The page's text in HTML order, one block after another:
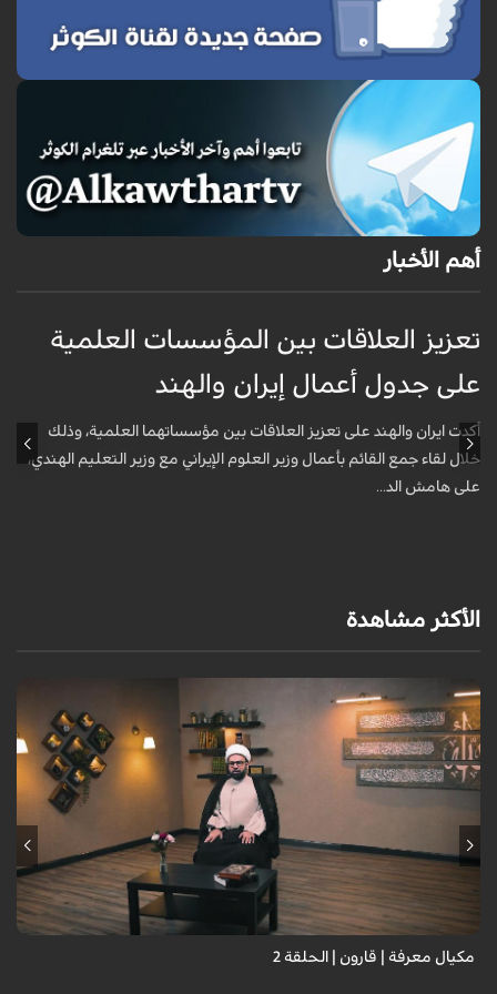
أهم الأخبار
تعزيز العلاقات بين المؤسسات العلمية
على جدول أعمال إيران والهند
أكدت ايران والهند على تعزيز العلاقات بين مؤسساتهما العلمية، وذلك
خلال لقاء جمع القائم بأعمال وزير العلوم الإيراني مع وزير التعليم الهندي،
على هامش الد...
الأكثر مشاهدة
مكيال معرفة | قارون | الحلقة 2